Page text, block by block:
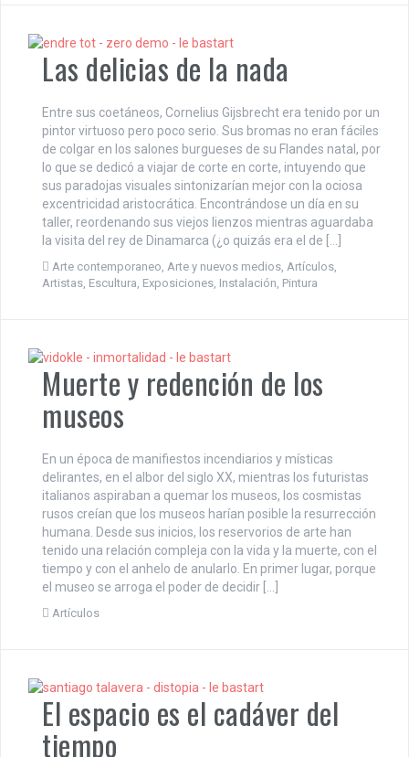
Las delicias de la nada
Entre sus coetáneos, Cornelius Gijsbrecht era tenido por un
pintor virtuoso pero poco serio. Sus bromas no eran fáciles
de colgar en los salones burgueses de su Flandes natal, por
lo que se dedicó a viajar de corte en corte, intuyendo que
sus paradojas visuales sintonizarían mejor con la ociosa
excentricidad aristocrática. Encontrándose un día en su
taller, reordenando sus viejos lienzos mientras aguardaba
la visita del rey de Dinamarca (¿o quizás era el de […]
Arte contemporaneo Arte y nuevos medios Artículos
Artistas Escultura Exposiciones Instalación Pintura
Muerte y redención de los
museos
En un época de manifiestos incendiarios y místicas
delirantes, en el albor del siglo XX, mientras los futuristas
italianos aspiraban a quemar los museos, los cosmistas
rusos creían que los museos harían posible la resurrección
humana. Desde sus inicios, los reservorios de arte han
tenido una relación compleja con la vida y la muerte, con el
tiempo y con el anhelo de anularlo. En primer lugar, porque
el museo se arroga el poder de decidir […]
Artículos
El espacio es el cadáver del
tiempo